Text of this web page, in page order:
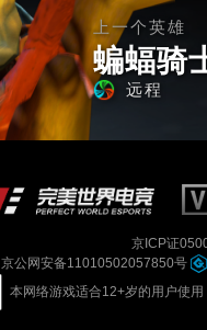
上一个英雄
蝙蝠骑
远程
京ICP证
京公网安备11010502057850号
本网络游戏适合12+岁的用户使